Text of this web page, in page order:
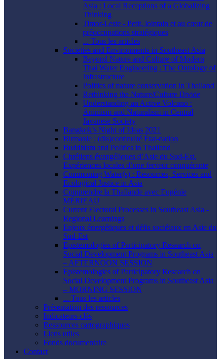
Asia : Local Receptions of a Globalizing
Thinking
Timor-Leste - Petit, lointain et au cœur de
préoccupations stratégiques
... Tous les articles
Societies and Environments in Southeast Asia
Beyond Nature and Culture of Modern
Thai Water Engineering : The Ontology of
Infrastructure
Politics of nature conservation in Thailand
Rethinking the Nature/Culture Divide
Understanding an Active Volcano :
Animism and Naturalism in Central
Javanese Society
Bangkok’s Night of Ideas 2021
Birmanie : (dis)continuité État-nation
Buddhism and Politics in Thailand
Chrétiens évangéliques d’Asie du Sud-Est.
Expériences locales d’une ferveur conquérante
Commoning Water(s) : Resources, Services and
Ecological Justice in Asia
Comprendre la Thaïlande avec Eugénie
MÉRIEAU
Current Electoral Processes in Southeast Asia -
Regional Learnings
Enjeux énergétiques et défis sociétaux en Asie du
Sud-Est
Epistemologies of Participatory Research on
Social Development Programs in Southeast Asia
– AFTERNOON SESSION
Epistemologies of Participatory Research on
Social Development Programs in Southeast Asia
– MORNING SESSION
... Tous les articles
Présentation des ressources
Indicateurs-clés
Ressources cartographiques
Liens utiles
Fonds documentaire
Contact